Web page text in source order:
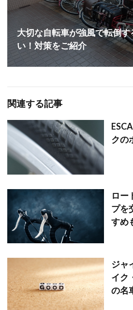
大切な自転車が強風で転倒
い！対策をご紹介
関連する記事
クの
ロー
プを
すめ
ジャ
イク
の名